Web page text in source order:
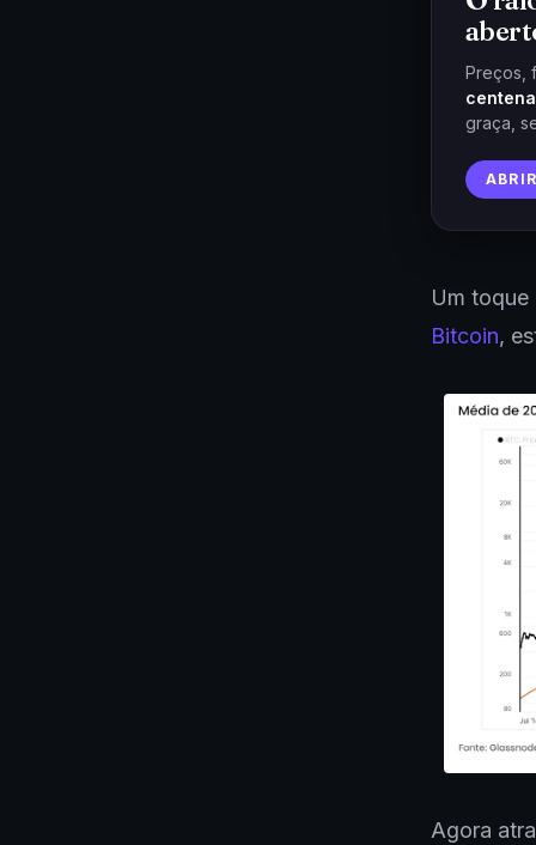
Preços,
graça,
Um
Bitcoin,
Agora